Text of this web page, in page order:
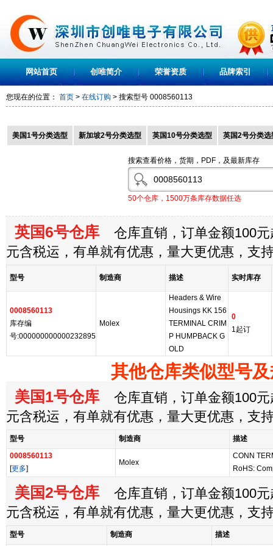
网站首页 创唯简介 荣誉资质 品牌索引
您现在的位置： 首页 > 在线订购 > 搜索型号 0008560113
美国1号分类选型 新加坡2号分类选型 英国10号分类选型 英国2号分类选
搜索查看价格，货期，PDF，及最新库存
50个仓库，1500万条库存数据任选
英国6号仓库 仓库直销，订单金额100元
元含税运，有单就有优惠，量大更优惠，支
型号 制造商 描述 实时库存
0008560113
库存编
号:000000000000232895
Molex
Headers & Wire
Housings KK 156
TERMINAL CRIM
P HUMPBACK G
OLD
0
1起订
其他仓库类似型号
美国1号仓库 仓库直销，订单金额100元
元含税运，有单就有优惠，量大更优惠，支
型号 制造商
描述
0008560113
[更多]
Molex
CONN
RoHS:
美国2号仓库 仓库直销，订单金额100元
元含税运，有单就有优惠，量大更优惠，支
型号 制造商 描述